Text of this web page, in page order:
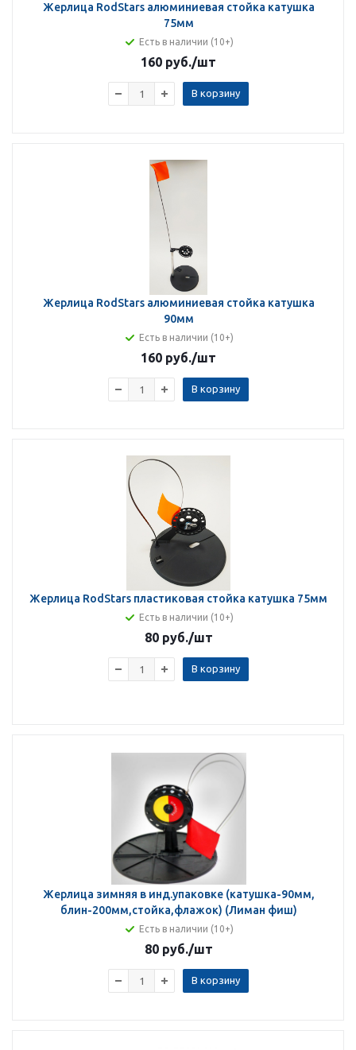
Жерлица RodStars алюминиевая стойка катушка
75мм
Есть в наличии (10+)
160 руб./шт
В корзину
Жерлица RodStars алюминиевая стойка катушка
90мм
Есть в наличии (10+)
160 руб./шт
В корзину
Жерлица RodStars пластиковая стойка катушка 75мм
Есть в наличии (10+)
80 руб./шт
В корзину
Жерлица зимняя в инд.упаковке (катушка-90мм,
блин-200мм,стойка,флажок) (Лиман фиш)
Есть в наличии (10+)
80 руб./шт
В корзину